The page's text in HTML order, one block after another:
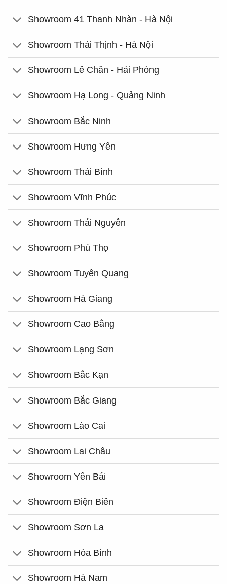
Showroom 41 Thanh Nhàn - Hà Nội
Showroom Thái Thịnh - Hà Nội
Showroom Lê Chân - Hải Phòng
Showroom Hạ Long - Quảng Ninh
Showroom Bắc Ninh
Showroom Hưng Yên
Showroom Thái Bình
Showroom Vĩnh Phúc
Showroom Thái Nguyên
Showroom Phú Thọ
Showroom Tuyên Quang
Showroom Hà Giang
Showroom Cao Bằng
Showroom Lạng Sơn
Showroom Bắc Kạn
Showroom Bắc Giang
Showroom Lào Cai
Showroom Lai Châu
Showroom Yên Bái
Showroom Điện Biên
Showroom Sơn La
Showroom Hòa Bình
Showroom Hà Nam